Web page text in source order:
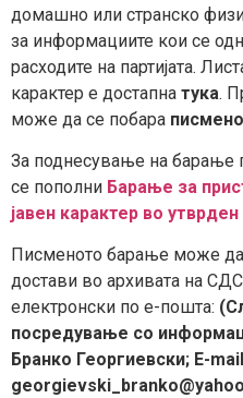
домашно или странско
за информациите кои се
расходите на партијата.
карактер е достапна тука.
може да се побара
За поднесување на барање
се пополни Барање за
јавен карактер во
Писменото барање може
достави во архивата на
електронски по е-пошта:
посредување со
Бранко Георгиевски; E-